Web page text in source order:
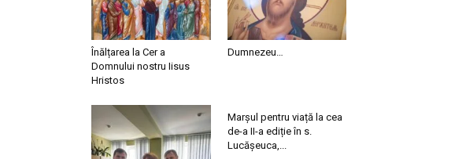
Înălțarea la Cer a
Domnului nostru Iisus
Hristos
Dumnezeu…
Marșul pentru viață la cea
de-a II-a ediție în s.
Lucășeuca,...